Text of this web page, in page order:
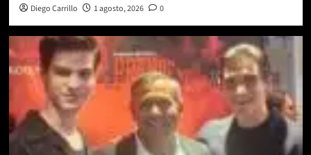
Diego Carrillo 1 agosto, 2026 0